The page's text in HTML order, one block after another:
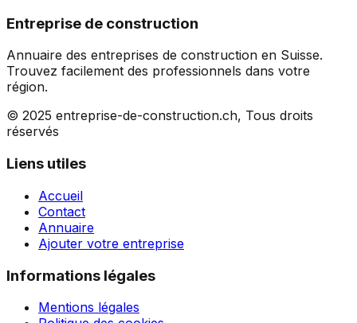
Entreprise de construction
Annuaire des entreprises de construction en Suisse.
Trouvez facilement des professionnels dans votre
région.
© 2025 entreprise-de-construction.ch, Tous droits
réservés
Liens utiles
Accueil
Contact
Annuaire
Ajouter votre entreprise
Informations légales
Mentions légales